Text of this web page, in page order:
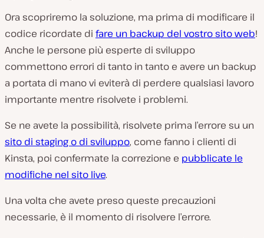
Ora scopriremo la soluzione, ma prima di modificare il
codice ricordate di fare un backup del vostro sito web!
Anche le persone più esperte di sviluppo
commettono errori di tanto in tanto e avere un backup
a portata di mano vi eviterà di perdere qualsiasi lavoro
importante mentre risolvete i problemi.
Se ne avete la possibilità, risolvete prima l’errore su un
sito di staging o di sviluppo, come fanno i clienti di
Kinsta, poi confermate la correzione e pubblicate le
modifiche nel sito live.
Una volta che avete preso queste precauzioni
necessarie, è il momento di risolvere l’errore.